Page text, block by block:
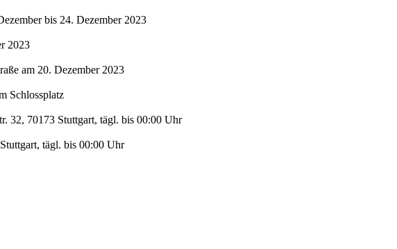
bis 24. Dezember 2023
2023
am 20. Dezember 2023
Schlossplatz
32, 70173 Stuttgart, tägl. bis 00:00 Uhr
tägl. bis 00:00 Uhr